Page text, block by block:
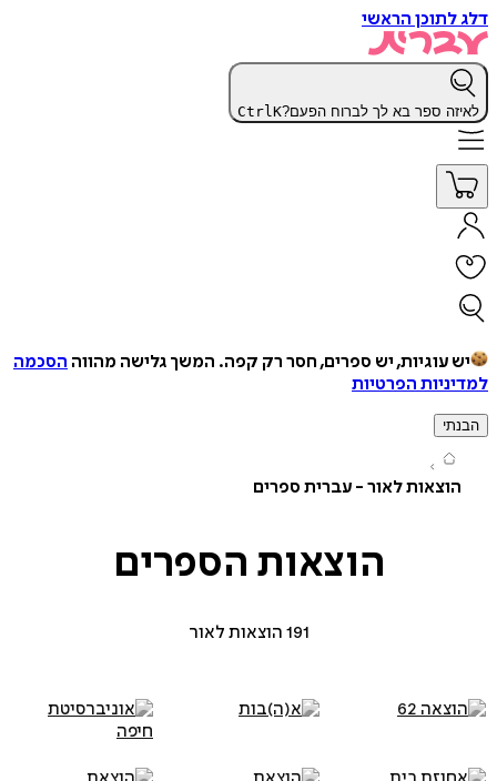
הראשי
ספר בא לך לברוח הפעם? CtrlK
עוגיות, יש ספרים, חסר רק קפה. המשך גלישה מהווההסכמה
הפרטיות
לאור - עברית ספרים
הוצאותהספרים